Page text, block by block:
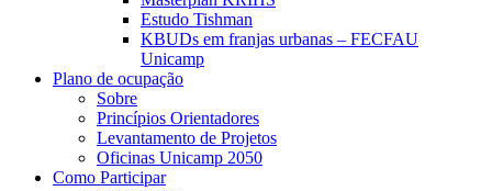
Estudo Tishman
KBUDs em franjas urbanas – FECFAU
Unicamp
Plano de ocupação
Sobre
Princípios Orientadores
Levantamento de Projetos
Oficinas Unicamp 2050
Como Participar